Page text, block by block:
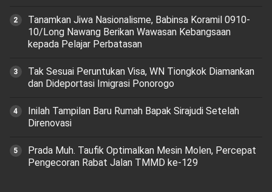
Tanamkan Jiwa Nasionalisme, Babinsa Koramil 0910-
10/Long Nawang Berikan Wawasan Kebangsaan
kepada Pelajar Perbatasan
Tak Sesuai Peruntukan Visa, WN Tiongkok Diamankan
dan Dideportasi Imigrasi Ponorogo
Inilah Tampilan Baru Rumah Bapak Sirajudi Setelah
Direnovasi
Prada Muh. Taufik Optimalkan Mesin Molen, Percepat
Pengecoran Rabat Jalan TMMD ke-129